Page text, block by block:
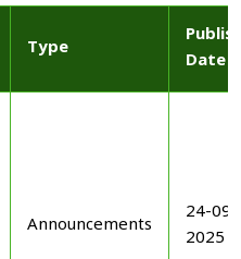
Type
Date
Announcements
24-09-
2025